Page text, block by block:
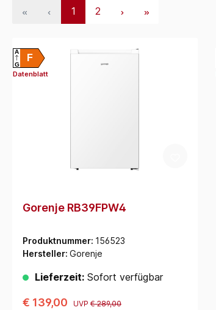
1 2
F
A
G
Datenblatt
Gorenje RB39FPW4
Produktnummer: 156523
Hersteller: Gorenje
Lieferzeit: Sofort verfügbar
€ 139,00 UVP € 289,00